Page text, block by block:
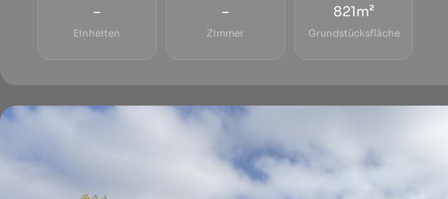
–
Einheiten
–
Zimmer
821m²
Grundstücksfläche